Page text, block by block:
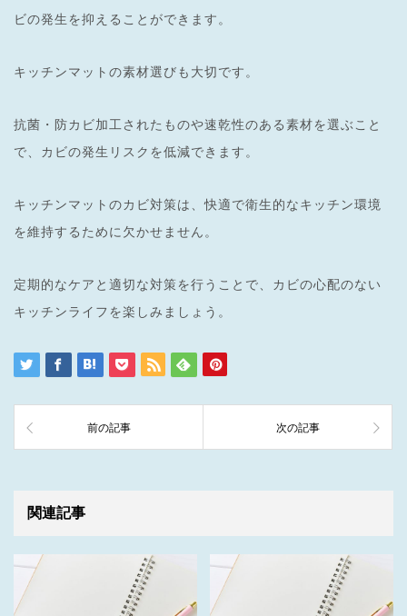
ビの発生を抑えることができます。
キッチンマットの素材選びも大切です。
抗菌・防カビ加工されたものや速乾性のある素材を選ぶこと
で、カビの発生リスクを低減できます。
キッチンマットのカビ対策は、快適で衛生的なキッチン環境
を維持するために欠かせません。
定期的なケアと適切な対策を行うことで、カビの心配のない
キッチンライフを楽しみましょう。
前の記事 次の記事
関連記事